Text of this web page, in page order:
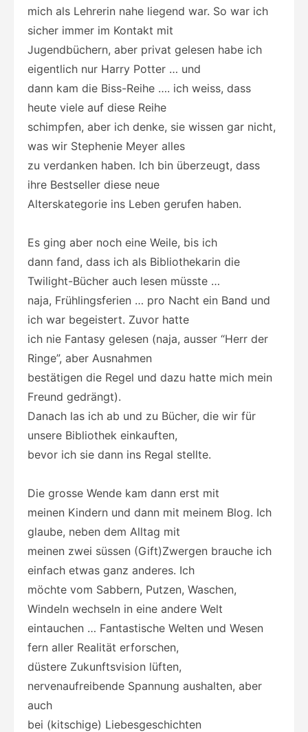
mich als Lehrerin nahe liegend war. So war ich
sicher immer im Kontakt mit
Jugendbüchern, aber privat gelesen habe ich
eigentlich nur Harry Potter … und
dann kam die Biss-Reihe …. ich weiss, dass
heute viele auf diese Reihe
schimpfen, aber ich denke, sie wissen gar nicht,
was wir Stephenie Meyer alles
zu verdanken haben. Ich bin überzeugt, dass
ihre Bestseller diese neue
Alterskategorie ins Leben gerufen haben.
Es ging aber noch eine Weile, bis ich
dann fand, dass ich als Bibliothekarin die
Twilight-Bücher auch lesen müsste …
naja, Frühlingsferien … pro Nacht ein Band und
ich war begeistert. Zuvor hatte
ich nie Fantasy gelesen (naja, ausser “Herr der
Ringe”, aber Ausnahmen
bestätigen die Regel und dazu hatte mich mein
Freund gedrängt).
Danach las ich ab und zu Bücher, die wir für
unsere Bibliothek einkauften,
bevor ich sie dann ins Regal stellte.
Die grosse Wende kam dann erst mit
meinen Kindern und dann mit meinem Blog. Ich
glaube, neben dem Alltag mit
meinen zwei süssen (Gift)Zwergen brauche ich
einfach etwas ganz anderes. Ich
möchte vom Sabbern, Putzen, Waschen,
Windeln wechseln in eine andere Welt
eintauchen … Fantastische Welten und Wesen
fern aller Realität erforschen,
düstere Zukunftsvision lüften,
nervenaufreibende Spannung aushalten, aber
auch
bei (kitschige) Liebesgeschichten